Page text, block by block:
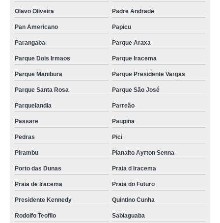
empresa de velório funeral Vila Peri
empresa que faz velório privado Praia d Iracema
velório de recèm nascido contratar Papicu
velórios perto de mim contratar Jardim Petropolis
velório particular Meireles
velórios perto de mim Parque Santa Rosa
velório privado contratar Alagadico Novo
velório particular encontrar Salinas
velório de recèm nascido Joaquim Tavora
velório de criança encontrar José de Alencar
Olavo Oliveira Padre Andrade
Pan Americano Papicu
Parangaba Parque Araxa
Parque Dois Irmaos Parque Iracema
Parque Manibura Parque Presidente Vargas
Parque Santa Rosa Parque São José
Parquelandia Parreão
Passare Paupina
Pedras Pici
Pirambu Planalto Ayrton Senna
Porto das Dunas Praia d Iracema
Praia de Iracema Praia do Futuro
Presidente Kennedy Quintino Cunha
Rodolfo Teofilo Sabiaguaba